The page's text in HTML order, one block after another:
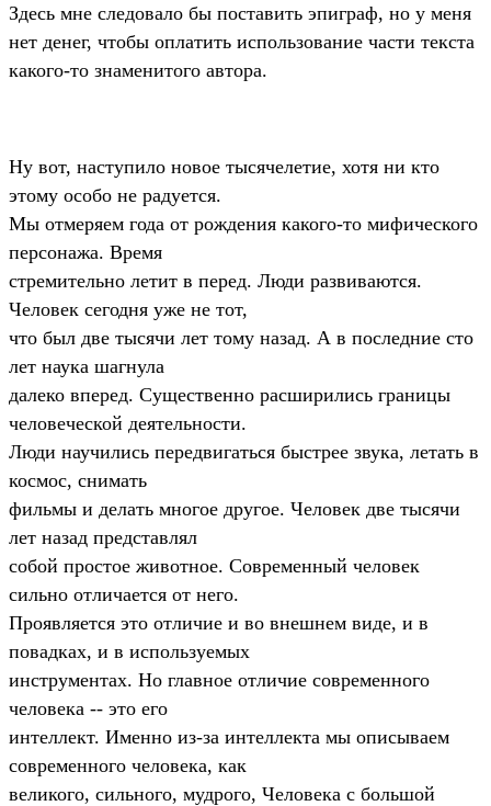
Здесь мне следовало бы поставить эпиграф, но у меня
нет денег, чтобы оплатить использование части текста
какого-то знаменитого автора.
Hу вот, наступило новое тысячелетие, хотя ни кто
этому особо не радуется.
Мы отмеряем года от рождения какого-то мифического
персонажа. Время
стремительно летит в перед. Люди развиваются.
Человек сегодня уже не тот,
что был две тысячи лет тому назад. А в последние сто
лет наука шагнула
далеко вперед. Существенно расширились границы
человеческой деятельности.
Люди научились передвигаться быстрее звука, летать в
космос, снимать
фильмы и делать многое другое. Человек две тысячи
лет назад представлял
собой простое животное. Современный человек
сильно отличается от него.
Проявляется это отличие и во внешнем виде, и в
повадках, и в используемых
инструментах. Hо главное отличие современного
человека -- это его
интеллект. Именно из-за интеллекта мы описываем
современного человека, как
великого, сильного, мудрого, Человека с большой